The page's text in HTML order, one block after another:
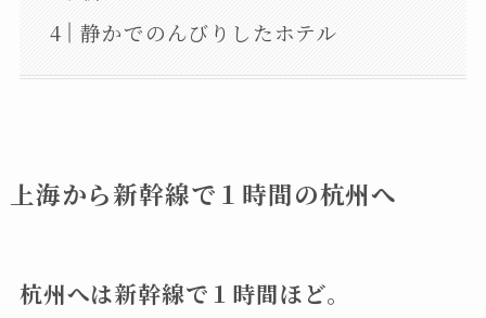
静かでのんびりしたホテル
上海から新幹線で１時間の杭州へ
杭州へは新幹線で１時間ほど。